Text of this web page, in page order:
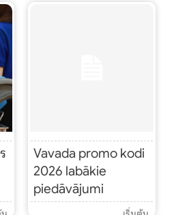
Vavada promo kodi
2026 labākie
piedāvājumi